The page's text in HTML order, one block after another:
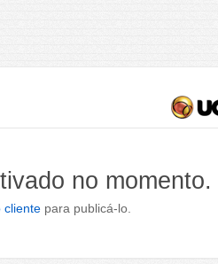
no momento.
clientepara publicá-lo.